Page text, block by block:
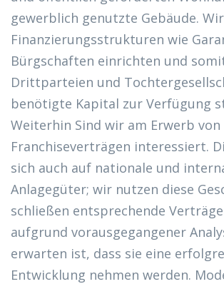
gewerblich genutzte Gebäude.
Finanzierungsstrukturen wie
Bürgschaften einrichten und
Drittparteien und
benötigte Kapital zur Verfügung
Weiterhin Sind wir am Erwerb von
Franchiseverträgen interessiert.
sich auch auf nationale und
Anlagegüter; wir nutzen diese
schließen entsprechende
aufgrund vorausgegangener
erwarten ist, dass sie eine
Entwicklung nehmen werden.